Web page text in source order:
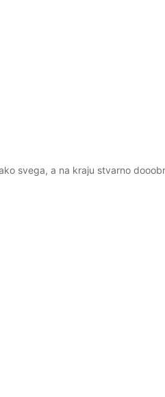
svega, a na kraju stvarno